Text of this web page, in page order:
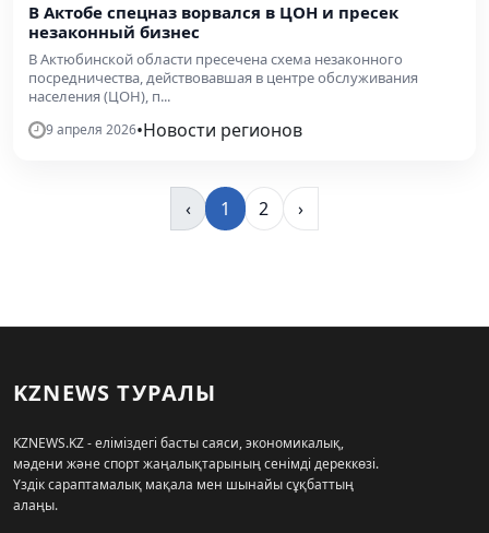
В Актобе спецназ ворвался в ЦОН и пресек
незаконный бизнес
В Актюбинской области пресечена схема незаконного
посредничества, действовавшая в центре обслуживания
населения (ЦОН), п...
9 апреля 2026•Новости регионов
‹ 1 2 ›
KZNEWS ТУРАЛЫ
KZNEWS.KZ - еліміздегі басты саяси, экономикалық,
мәдени және спорт жаңалықтарының сенімді дереккөзі.
Үздік сараптамалық мақала мен шынайы сұқбаттың
алаңы.